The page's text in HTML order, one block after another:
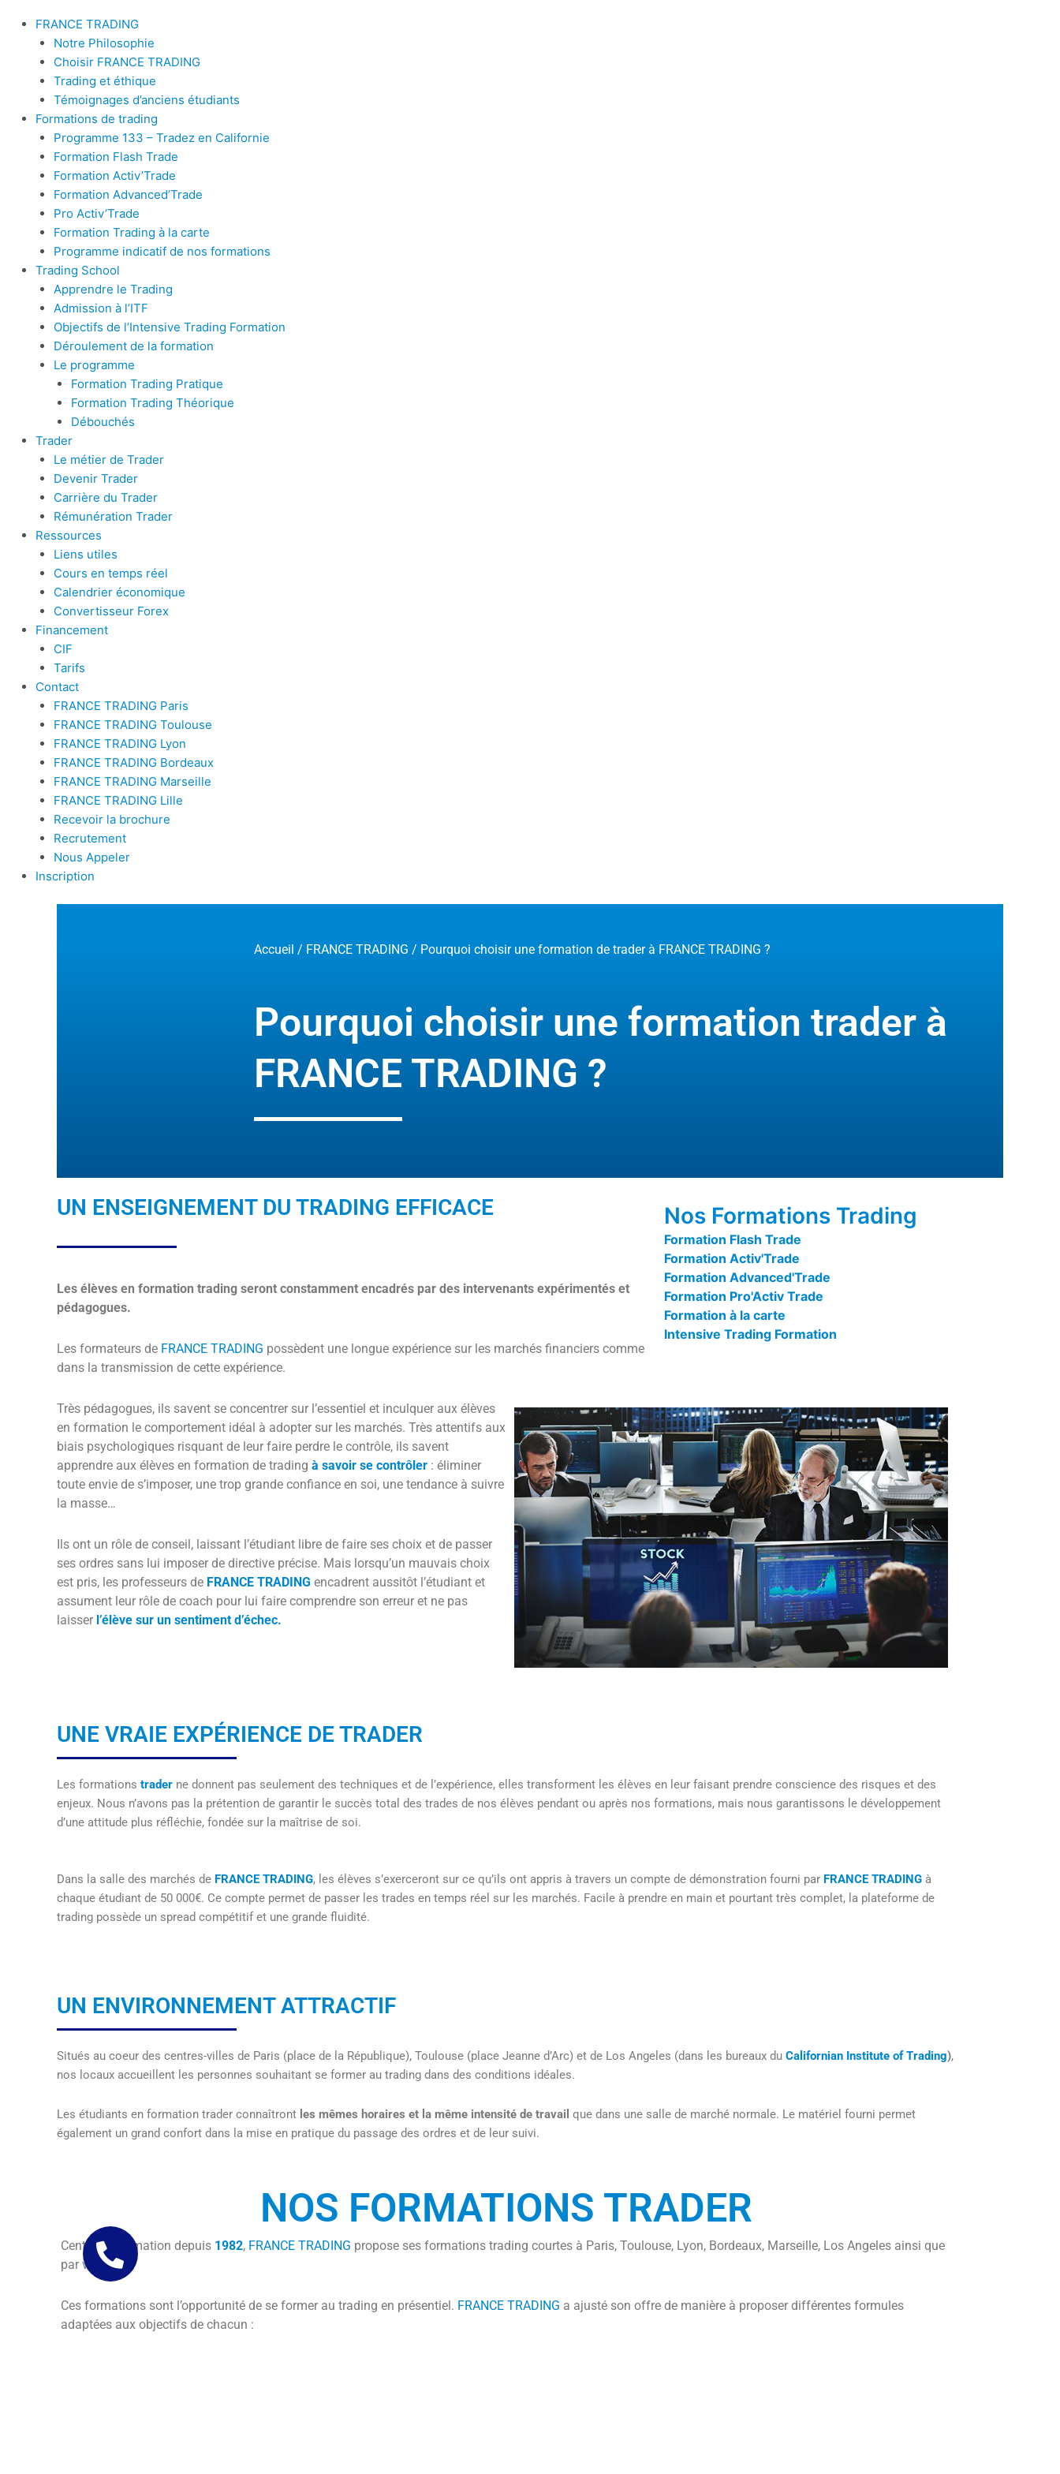
FRANCE TRADING
Notre Philosophie
Choisir FRANCE TRADING
Trading et éthique
Témoignages d’anciens étudiants
Formations de trading
Programme 133 – Tradez en Californie
Formation Flash Trade
Formation Activ’Trade
Formation Advanced’Trade
Pro Activ’Trade
Formation Trading à la carte
Programme indicatif de nos formations
Trading School
Apprendre le Trading
Admission à l’ITF
Objectifs de l’Intensive Trading Formation
Déroulement de la formation
Le programme
Formation Trading Pratique
Formation Trading Théorique
Débouchés
Trader
Le métier de Trader
Devenir Trader
Carrière du Trader
Rémunération Trader
Ressources
Liens utiles
Cours en temps réel
Calendrier économique
Convertisseur Forex
Financement
CIF
Tarifs
Contact
FRANCE TRADING Paris
FRANCE TRADING Toulouse
FRANCE TRADING Lyon
FRANCE TRADING Bordeaux
FRANCE TRADING Marseille
FRANCE TRADING Lille
Recevoir la brochure
Recrutement
Nous Appeler
Inscription
Accueil / FRANCE TRADING / Pourquoi choisir une formation de trader à FRANCE TRADING ?
Pourquoi choisir une formation trader à
FRANCE TRADING ?
UN ENSEIGNEMENT DU TRADING EFFICACE
Les élèves en formation trading seront constamment encadrés par des intervenants expérimentés et
pédagogues.
Les formateurs de FRANCE TRADING possèdent une longue expérience sur les marchés financiers comme
dans la transmission de cette expérience.
Nos Formations Trading
Formation Flash Trade
Formation Activ'Trade
Formation Advanced'Trade
Formation Pro'Activ Trade
Formation à la carte
Intensive Trading Formation
Très pédagogues, ils savent se concentrer sur l’essentiel et inculquer aux élèves
en formation le comportement idéal à adopter sur les marchés. Très attentifs aux
biais psychologiques risquant de leur faire perdre le contrôle, ils savent
apprendre aux élèves en formation de trading à savoir se contrôler : éliminer
toute envie de s’imposer, une trop grande confiance en soi, une tendance à suivre
la masse…
Ils ont un rôle de conseil, laissant l’étudiant libre de faire ses choix et de passer
ses ordres sans lui imposer de directive précise. Mais lorsqu’un mauvais choix
est pris, les professeurs de FRANCE TRADING encadrent aussitôt l’étudiant et
assument leur rôle de coach pour lui faire comprendre son erreur et ne pas
laisser l’élève sur un sentiment d’échec.
UNE VRAIE EXPÉRIENCE DE TRADER
Les formations trader ne donnent pas seulement des techniques et de l’expérience, elles transforment les élèves en leur faisant prendre conscience des risques et des
enjeux. Nous n’avons pas la prétention de garantir le succès total des trades de nos élèves pendant ou après nos formations, mais nous garantissons le développement
d’une attitude plus réfléchie, fondée sur la maîtrise de soi.
Dans la salle des marchés de FRANCE TRADING, les élèves s’exerceront sur ce qu’ils ont appris à travers un compte de démonstration fourni par FRANCE TRADING à
chaque étudiant de 50 000€. Ce compte permet de passer les trades en temps réel sur les marchés. Facile à prendre en main et pourtant très complet, la plateforme de
trading possède un spread compétitif et une grande fluidité.
UN ENVIRONNEMENT ATTRACTIF
Situés au coeur des centres-villes de Paris (place de la République), Toulouse (place Jeanne d’Arc) et de Los Angeles (dans les bureaux du Californian Institute of Trading),
nos locaux accueillent les personnes souhaitant se former au trading dans des conditions idéales.
Les étudiants en formation trader connaîtront les mêmes horaires et la même intensité de travail que dans une salle de marché normale. Le matériel fourni permet
également un grand confort dans la mise en pratique du passage des ordres et de leur suivi.
NOS FORMATIONS TRADER
Centre de formation depuis 1982, FRANCE TRADING propose ses formations trading courtes à Paris, Toulouse, Lyon, Bordeaux, Marseille, Los Angeles ainsi que
par visio.
Ces formations sont l’opportunité de se former au trading en présentiel. FRANCE TRADING a ajusté son offre de manière à proposer différentes formules
adaptées aux objectifs de chacun :